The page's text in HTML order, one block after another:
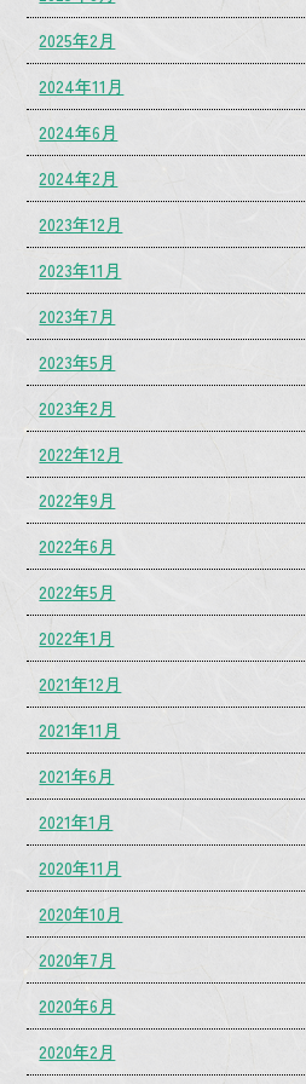
2025年2月
2024年11月
2024年6月
2024年2月
2023年12月
2023年11月
2023年7月
2023年5月
2023年2月
2022年12月
2022年9月
2022年6月
2022年5月
2022年1月
2021年12月
2021年11月
2021年6月
2021年1月
2020年11月
2020年10月
2020年7月
2020年6月
2020年2月